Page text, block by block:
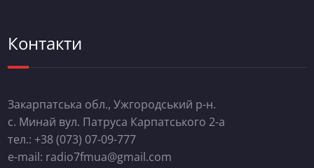
Контакти
Закарпатська обл., Ужгородський р-н.
с. Минай вул. Патруса Карпатського 2-а
тел.: +38 (073) 07-09-777
e-mail: radio7fmua@gmail.com